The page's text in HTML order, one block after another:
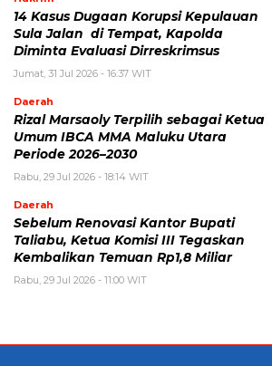
14 Kasus Dugaan Korupsi Kepulauan
Sula Jalan di Tempat, Kapolda
Diminta Evaluasi Dirreskrimsus
Jumat, 31 Jul 2026 - 16:37 WIT
Daerah
Rizal Marsaoly Terpilih sebagai Ketua
Umum IBCA MMA Maluku Utara
Periode 2026–2030
Rabu, 29 Jul 2026 - 18:14 WIT
Daerah
Sebelum Renovasi Kantor Bupati
Taliabu, Ketua Komisi III Tegaskan
Kembalikan Temuan Rp1,8 Miliar
Rabu, 29 Jul 2026 - 11:00 WIT